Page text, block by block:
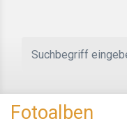
Fotoalben